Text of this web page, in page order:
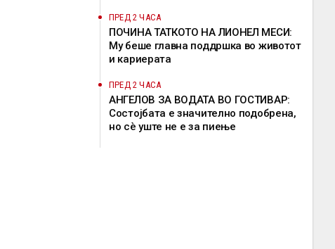
ПРЕД 2 ЧАСА
ПОЧИНА ТАТКОТО НА ЛИОНЕЛ МЕСИ:
Му беше главна поддршка во животот
и кариерата
ПРЕД 2 ЧАСА
АНГЕЛОВ ЗА ВОДАТА ВО ГОСТИВАР:
Состојбата е значително подобрена,
но сè уште не е за пиење